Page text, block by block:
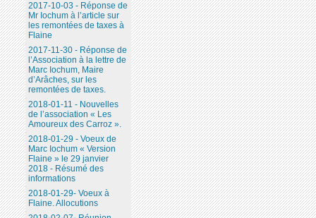
2017-10-03 - Réponse de
Mr Iochum à l’article sur
les remontées de taxes à
Flaine
2017-11-30 - Réponse de
l’Association à la lettre de
Marc Iochum, Maire
d’Arâches, sur les
remontées de taxes.
2018-01-11 - Nouvelles
de l’association « Les
Amoureux des Carroz ».
2018-01-29 - Voeux de
Marc Iochum « Version
Flaine » le 29 janvier
2018 - Résumé des
informations
2018-01-29- Voeux à
Flaine. Allocutions